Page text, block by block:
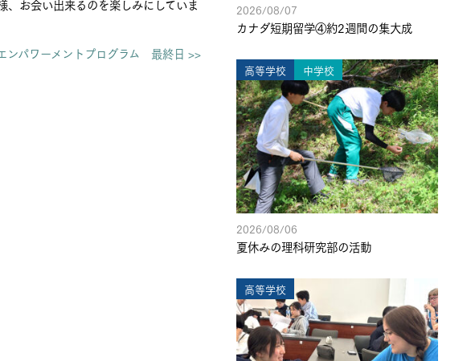
、お会い出来るのを楽しみにしていま
ンパワーメントプログラム 最終日 >>
2026/08/07
カナダ短期留学④約2週間の集大成
高等学校 中学校
2026/08/06
夏休みの理科研究部の活動
高等学校